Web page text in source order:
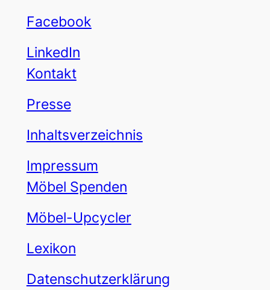
Facebook
LinkedIn
Kontakt
Presse
Inhaltsverzeichnis
Impressum
Möbel Spenden
Möbel-Upcycler
Lexikon
Datenschutzerklärung